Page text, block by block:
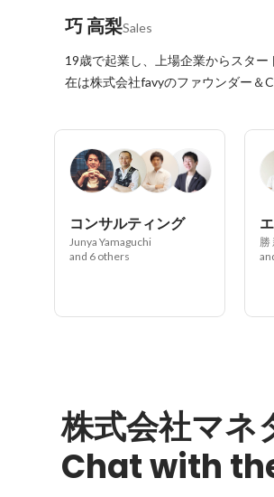
巧 高梨Sales
19歳で起業し、上場企業からスタ
在は株式会社favyのファウンダー＆
コンサルティング
Junya Yamaguchi
and 6 others
勝
株式会社マネ
Chat with